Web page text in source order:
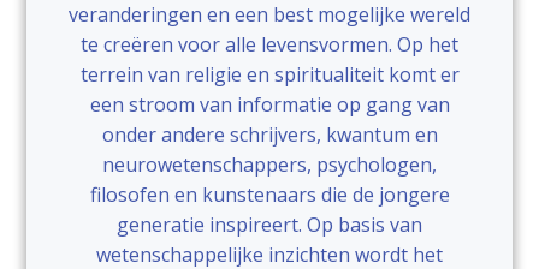
veranderingen en een best mogelijke wereld
te creëren voor alle levensvormen. Op het
terrein van religie en spiritualiteit komt er
een stroom van informatie op gang van
onder andere schrijvers, kwantum en
neurowetenschappers, psychologen,
filosofen en kunstenaars die de jongere
generatie inspireert. Op basis van
wetenschappelijke inzichten wordt het